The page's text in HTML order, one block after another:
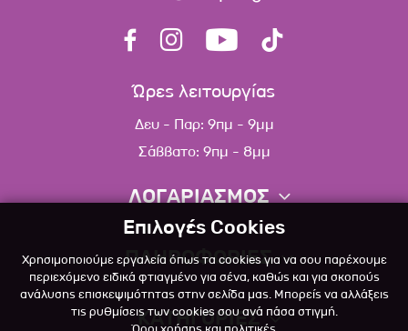
Ώρες λειτουργίας
Δευ - Παρ: 9πμ - 9μμ
Σάββατο: 9πμ - 8μμ
ΛΟΓΑΡΙΑΣΜΟΣ
Πληροφορίες λογαριασμού
Λίστα αγαπημένων
Πολιτική επιστροφών
ΠΛΗΡΟΦΟΡΙΕΣ
Σχετικά
ΚΑΤΗΓΟΡΙΕΣ
Επιλογές Cookies
Χρησιμοποιούμε εργαλεία όπως τα cookies για να σου παρέχουμε
περιεχόμενο ειδικά φτιαγμένο για σένα, καθώς και για σκοπούς
ανάλυσης επισκεψιμότητας στην σελίδα μας. Μπορείς να αλλάξεις
τις ρυθμίσεις των cookies σου ανά πάσα στιγμή.